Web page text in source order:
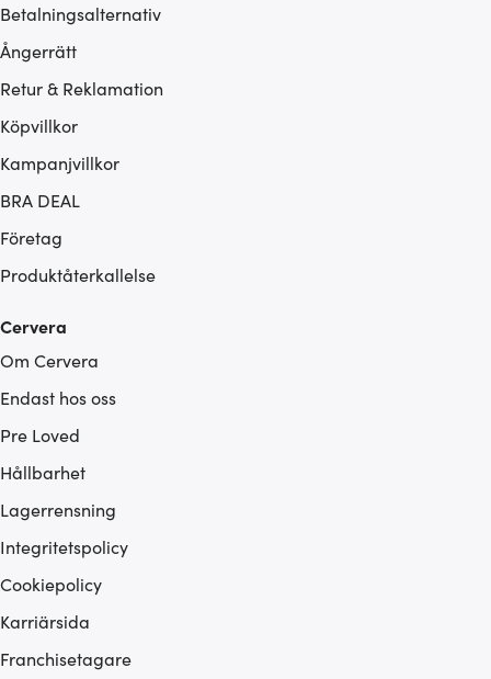
Betalningsalternativ
Ångerrätt
Retur & Reklamation
Köpvillkor
Kampanjvillkor
BRA DEAL
Företag
Produktåterkallelse
Cervera
Om Cervera
Endast hos oss
Pre Loved
Hållbarhet
Lagerrensning
Integritetspolicy
Cookiepolicy
Karriärsida
Franchisetagare